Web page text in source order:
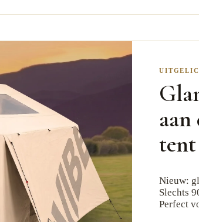
Nieuw:
Slechts
Perfect